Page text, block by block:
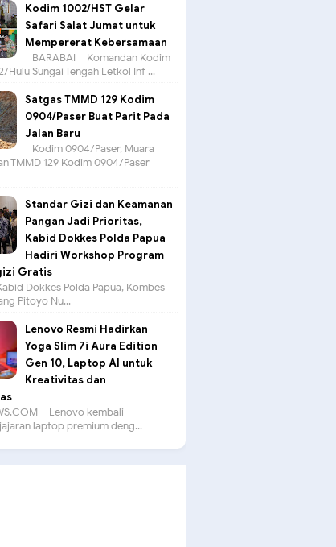
Kodim 1002/HST Gelar
Safari Salat Jumat untuk
Mempererat Kebersamaan
BARABAI – Komandan Kodim
Hulu Sungai Tengah Letkol Inf ...
Satgas TMMD 129 Kodim
0904/Paser Buat Parit Pada
Jalan Baru
Kodim 0904/Paser, Muara
TMMD 129 Kodim 0904/Paser
Standar Gizi dan Keamanan
Pangan Jadi Prioritas,
Kabid Dokkes Polda Papua
Hadiri Workshop Program
Gratis
Dokkes Polda Papua, Kombes
Pitoyo Nu...
Lenovo Resmi Hadirkan
Yoga Slim 7i Aura Edition
Gen 10, Laptop AI untuk
Kreativitas dan
– Lenovo kembali
laptop premium deng...